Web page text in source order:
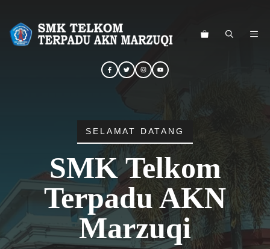
SELAMAT DATANG
SMK Telkom
Terpadu AKN
Marzuqi